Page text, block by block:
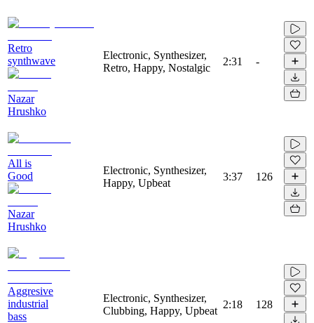
Retro
synthwave
Nazar
Hrushko
Electronic, Synthesizer,
Retro, Happy, Nostalgic
2:31 -
All is
Good
Nazar
Hrushko
Electronic, Synthesizer,
Happy, Upbeat
3:37 126
Aggresive
industrial
bass
Electronic, Synthesizer,
Clubbing, Happy, Upbeat
2:18 128